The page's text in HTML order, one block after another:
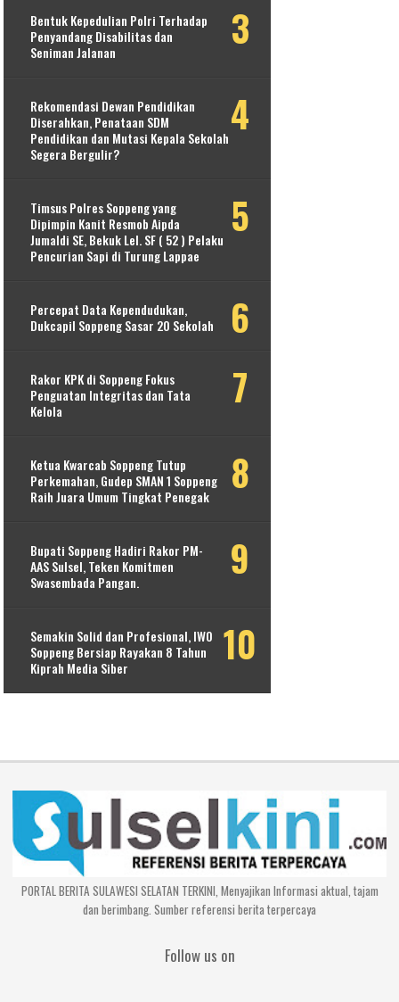
Bentuk Kepedulian Polri Terhadap
Penyandang Disabilitas dan
Seniman Jalanan
Rekomendasi Dewan Pendidikan
Diserahkan, Penataan SDM
Pendidikan dan Mutasi Kepala Sekolah
Segera Bergulir?
Timsus Polres Soppeng yang
Dipimpin Kanit Resmob Aipda
Jumaldi SE, Bekuk Lel. SF ( 52 ) Pelaku
Pencurian Sapi di Turung Lappae
Percepat Data Kependudukan,
Dukcapil Soppeng Sasar 20 Sekolah
Rakor KPK di Soppeng Fokus
Penguatan Integritas dan Tata
Kelola
Ketua Kwarcab Soppeng Tutup
Perkemahan, Gudep SMAN 1 Soppeng
Raih Juara Umum Tingkat Penegak
Bupati Soppeng Hadiri Rakor PM-
AAS Sulsel, Teken Komitmen
Swasembada Pangan.
Semakin Solid dan Profesional, IWO
Soppeng Bersiap Rayakan 8 Tahun
Kiprah Media Siber
PORTAL BERITA SULAWESI SELATAN TERKINI, Menyajikan Informasi aktual, tajam
dan berimbang. Sumber referensi berita terpercaya
Follow us on